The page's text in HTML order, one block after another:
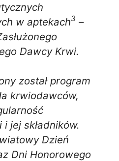
w aptekach3 –
Dawcy Krwi.
został program
krwiodawców,
jej składników.
Dzień
Dni Honorowego